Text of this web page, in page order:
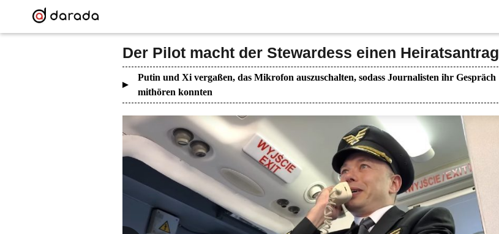
Der Pilot macht der Stewardess einen Heiratsantrag
Putin und Xi vergaßen, das Mikrofon auszuschalten, sodass Journalisten ihr Gespräch
mithören konnten